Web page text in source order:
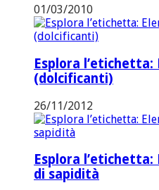
01/03/2010
Esplora l’etichetta:
(dolcificanti)
26/11/2012
Esplora
di sapidità